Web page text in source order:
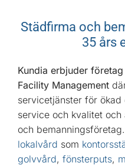
Städfirma och
35 års
Kundia erbjuder
Facility Management
servicetjänster för
service och kvalitet
och
lokalvård som
golvvård, fönsterputs,